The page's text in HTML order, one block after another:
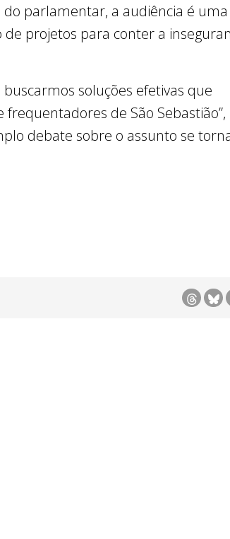
parlamentar, a audiência é uma
projetos para conter a
soluções efetivas que
de São Sebastião”,
debate sobre o assunto se